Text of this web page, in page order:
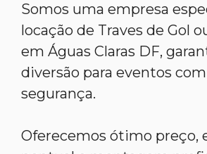
Somos uma empresa
locação de Traves de Gol
em Águas Claras DF,
diversão para eventos
segurança.
Oferecemos ótimo preço,